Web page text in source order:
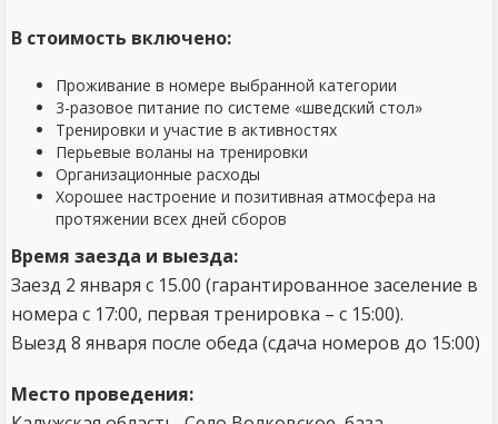
В стоимость включено:
Проживание в номере выбранной категории
3-разовое питание по системе «шведский стол»
Тренировки и участие в активностях
Перьевые воланы на тренировки
Организационные расходы
Хорошее настроение и позитивная атмосфера на
протяжении всех дней сборов
Время заезда и выезда:
Заезд 2 января с 15.00 (гарантированное заселение в
номера с 17:00, первая тренировка – с 15:00).
Выезд 8 января после обеда (сдача номеров до 15:00)
Место проведения: